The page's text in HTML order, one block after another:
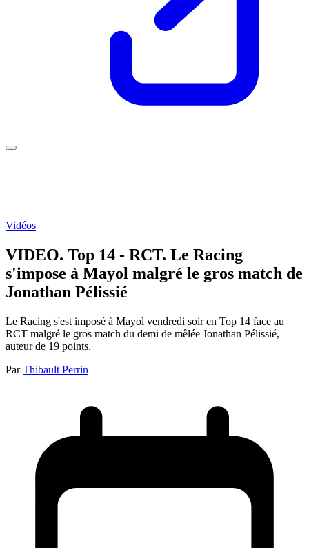
Vidéos
VIDEO. Top 14 - RCT. Le Racing
s'impose à Mayol malgré le gros match de
Jonathan Pélissié
Le Racing s'est imposé à Mayol vendredi soir en Top 14 face au
RCT malgré le gros match du demi de mêlée Jonathan Pélissié,
auteur de 19 points.
Par Thibault Perrin